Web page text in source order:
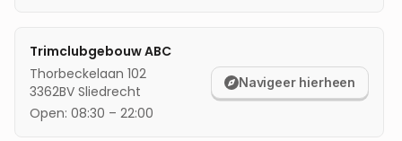
Trimclubgebouw ABC
Thorbeckelaan 102
3362BV Sliedrecht
Open: 08:30 – 22:00
Navigeer hierheen